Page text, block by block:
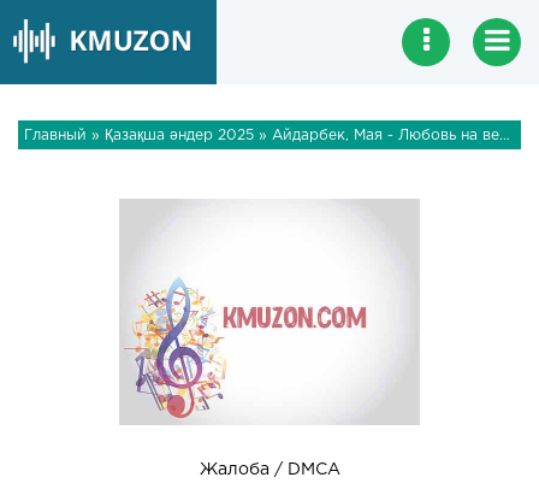
Главный » Қазақша әндер 2025 » Айдарбек, Мая - Любовь на веки
Жалоба / DMCA